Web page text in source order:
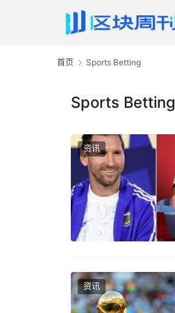
首页 Sports Betting
Sports Betting
资讯
资讯